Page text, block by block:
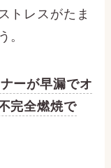
トレスがたま
。
ーが早漏でオ
完全燃焼で